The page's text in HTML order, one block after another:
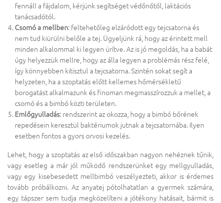
fennáll a fájdalom, kérjünk segítséget védőnőtől, laktációs
tanácsadótól.
Csomó a mellben: feltehetőleg elzáródott egy tejcsatorna és
nem tud kiürülni belőle a tej. Ügyeljünk rá, hogy az érintett mell
minden alkalommal ki legyen ürítve. Az is jó megoldás, ha a babát
úgy helyezzük mellre, hogy az álla legyen a problémás rész felé,
így könnyebben kitisztul a tejcsatorna. Szintén sokat segít a
helyzeten, ha a szoptatás előtt kellemes hőmérsékletű
borogatást alkalmazunk és finoman megmasszírozzuk a mellet, a
csomó és a bimbó közti területen.
Emlőgyulladás: rendszerint az okozza, hogy a bimbó bőrének
repedésein keresztül baktériumok jutnak a tejcsatornába. Ilyen
esetben fontos a gyors orvosi kezelés.
Lehet, hogy a szoptatás az első időszakban nagyon nehéznek tűnik,
vagy esetleg a már jól működő rendszerünket egy mellgyulladás,
vagy egy kisebesedett mellbimbó veszélyezteti, akkor is érdemes
tovább próbálkozni. Az anyatej pótolhatatlan a gyermek számára,
egy tápszer sem tudja megközelíteni a jótékony hatásait, bármit is